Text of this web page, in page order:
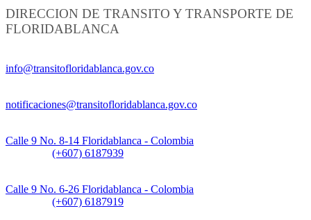
DIRECCION DE TRANSITO Y TRANSPORTE DE
FLORIDABLANCA
info@transitofloridablanca.gov.co
notificaciones@transitofloridablanca.gov.co
Calle 9 No. 8-14 Floridablanca - Colombia
(+607) 6187939
Calle 9 No. 6-26 Floridablanca - Colombia
(+607) 6187919